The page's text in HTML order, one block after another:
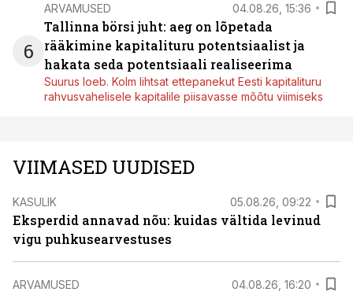
6
ARVAMUSED 04.08.26, 15:36
Tallinna börsi juht: aeg on lõpetada
rääkimine kapitalituru potentsiaalist ja
hakata seda potentsiaali realiseerima
Suurus loeb. Kolm lihtsat ettepanekut Eesti kapitalituru
rahvusvahelisele kapitalile piisavasse mõõtu viimiseks
VIIMASED UUDISED
KASULIK 05.08.26, 09:22
Eksperdid annavad nõu: kuidas vältida levinud
vigu puhkusearvestuses
ARVAMUSED 04.08.26, 16:20